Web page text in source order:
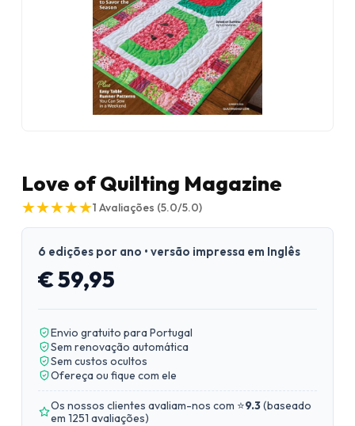
Love of Quilting Magazine
★
★★
★★
★★
★★
★1 Avaliações (5.0/5.0)
6 edições por ano • versão impressa em Inglês
€ 59,95
Envio gratuito para Portugal
Sem renovação automática
Sem custos ocultos
Ofereça ou fique com ele
Os nossos clientes avaliam-nos com ⭐9.3(baseado
em 1251 avaliações)